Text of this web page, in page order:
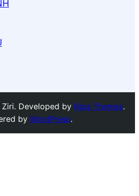
Developed by Rara Themes.
by WordPress.